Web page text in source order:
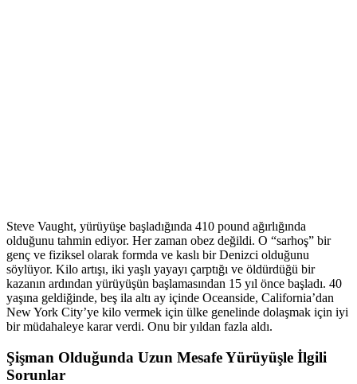
Steve Vaught, yürüyüşe başladığında 410 pound ağırlığında
olduğunu tahmin ediyor. Her zaman obez değildi. O “sarhoş” bir
genç ve fiziksel olarak formda ve kaslı bir Denizci olduğunu
söylüyor. Kilo artışı, iki yaşlı yayayı çarptığı ve öldürdüğü bir
kazanın ardından yürüyüşün başlamasından 15 yıl önce başladı. 40
yaşına geldiğinde, beş ila altı ay içinde Oceanside, California’dan
New York City’ye kilo vermek için ülke genelinde dolaşmak için iyi
bir müdahaleye karar verdi. Onu bir yıldan fazla aldı.
Şişman Olduğunda Uzun Mesafe Yürüyüşle İlgili
Sorunlar